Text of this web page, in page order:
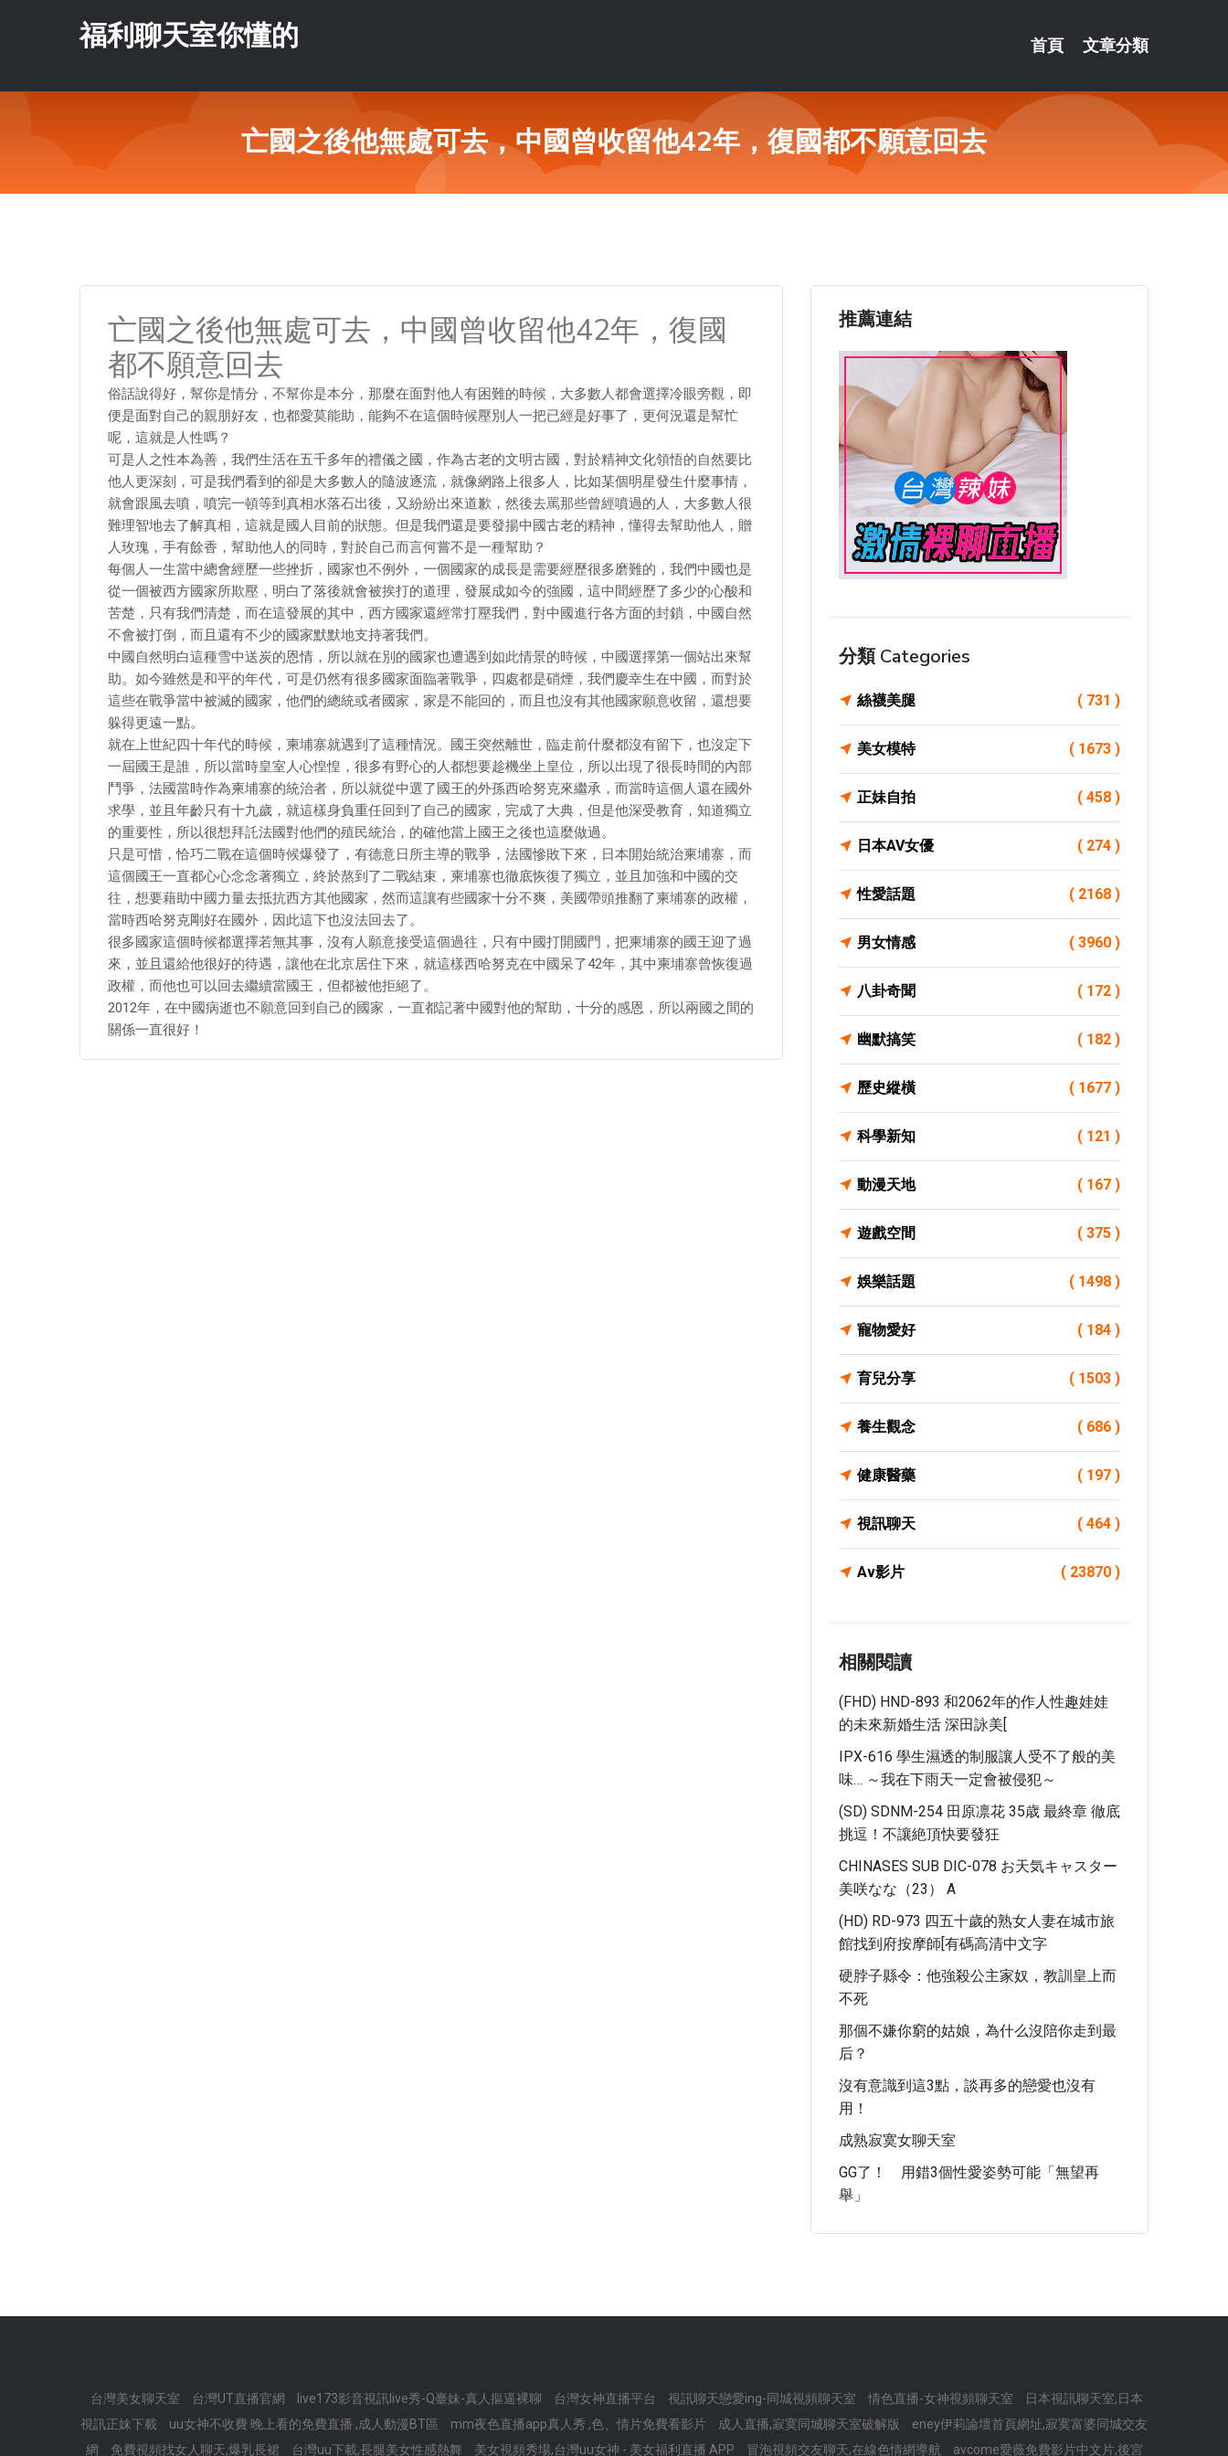
福利聊天室你懂的 首頁 文章分類
亡國之後他無處可去，中國曾收留他42年，復國都不願意回去
亡國之後他無處可去，中國曾收留他42年，復國
都不願意回去
俗話說得好，幫你是情分，不幫你是本分，那麼在面對他人有困難的時候，大多數人都會選擇冷眼旁觀，即
便是面對自己的親朋好友，也都愛莫能助，能夠不在這個時候壓別人一把已經是好事了，更何況還是幫忙
呢，這就是人性嗎？
可是人之性本為善，我們生活在五千多年的禮儀之國，作為古老的文明古國，對於精神文化領悟的自然要比
他人更深刻，可是我們看到的卻是大多數人的隨波逐流，就像網路上很多人，比如某個明星發生什麼事情，
就會跟風去噴，噴完一頓等到真相水落石出後，又紛紛出來道歉，然後去罵那些曾經噴過的人，大多數人很
難理智地去了解真相，這就是國人目前的狀態。但是我們還是要發揚中國古老的精神，懂得去幫助他人，贈
人玫瑰，手有餘香，幫助他人的同時，對於自己而言何嘗不是一種幫助？
每個人一生當中總會經歷一些挫折，國家也不例外，一個國家的成長是需要經歷很多磨難的，我們中國也是
從一個被西方國家所欺壓，明白了落後就會被挨打的道理，發展成如今的強國，這中間經歷了多少的心酸和
苦楚，只有我們清楚，而在這發展的其中，西方國家還經常打壓我們，對中國進行各方面的封鎖，中國自然
不會被打倒，而且還有不少的國家默默地支持著我們。
中國自然明白這種雪中送炭的恩情，所以就在別的國家也遭遇到如此情景的時候，中國選擇第一個站出來幫
助。如今雖然是和平的年代，可是仍然有很多國家面臨著戰爭，四處都是硝煙，我們慶幸生在中國，而對於
這些在戰爭當中被滅的國家，他們的總統或者國家，家是不能回的，而且也沒有其他國家願意收留，還想要
躲得更遠一點。
就在上世紀四十年代的時候，柬埔寨就遇到了這種情況。國王突然離世，臨走前什麼都沒有留下，也沒定下
一屆國王是誰，所以當時皇室人心惶惶，很多有野心的人都想要趁機坐上皇位，所以出現了很長時間的內部
鬥爭，法國當時作為柬埔寨的統治者，所以就從中選了國王的外孫西哈努克來繼承，而當時這個人還在國外
求學，並且年齡只有十九歲，就這樣身負重任回到了自己的國家，完成了大典，但是他深受教育，知道獨立
的重要性，所以很想拜託法國對他們的殖民統治，的確他當上國王之後也這麼做過。
只是可惜，恰巧二戰在這個時候爆發了，有德意日所主導的戰爭，法國慘敗下來，日本開始統治柬埔寨，而
這個國王一直都心心念念著獨立，終於熬到了二戰結束，柬埔寨也徹底恢復了獨立，並且加強和中國的交
往，想要藉助中國力量去抵抗西方其他國家，然而這讓有些國家十分不爽，美國帶頭推翻了柬埔寨的政權，
當時西哈努克剛好在國外，因此這下也沒法回去了。
很多國家這個時候都選擇若無其事，沒有人願意接受這個過往，只有中國打開國門，把柬埔寨的國王迎了過
來，並且還給他很好的待遇，讓他在北京居住下來，就這樣西哈努克在中國呆了42年，其中柬埔寨曾恢復過
政權，而他也可以回去繼續當國王，但都被他拒絕了。
2012年，在中國病逝也不願意回到自己的國家，一直都記著中國對他的幫助，十分的感恩，所以兩國之間的
關係一直很好！
推薦連結
分類 Categories
絲襪美腿 ( 731 )
美女模特 ( 1673 )
正妹自拍 ( 458 )
日本AV女優 ( 274 )
性愛話題 ( 2168 )
男女情感 ( 3960 )
八卦奇聞 ( 172 )
幽默搞笑 ( 182 )
歷史縱橫 ( 1677 )
科學新知 ( 121 )
動漫天地 ( 167 )
遊戲空間 ( 375 )
娛樂話題 ( 1498 )
寵物愛好 ( 184 )
育兒分享 ( 1503 )
養生觀念 ( 686 )
健康醫藥 ( 197 )
視訊聊天 ( 464 )
Av影片 ( 23870 )
相關閱讀
(FHD) HND-893 和2062年的作人性趣娃娃
的未來新婚生活 深田詠美[
IPX-616 學生濕透的制服讓人受不了般的美
味… ～我在下雨天一定會被侵犯～
(SD) SDNM-254 田原凛花 35歳 最終章 徹底
挑逗！不讓絶頂快要發狂
CHINASES SUB DIC-078 お天気キャスター
美咲なな（23） A
(HD) RD-973 四五十歲的熟女人妻在城市旅
館找到府按摩師[有碼高清中文字
硬脖子縣令：他強殺公主家奴，教訓皇上而
不死
那個不嫌你窮的姑娘，為什么沒陪你走到最
后？
沒有意識到這3點，談再多的戀愛也沒有
用！
成熟寂寞女聊天室
GG了！ 用錯3個性愛姿勢可能「無望再
舉」
台灣美女聊天室 台灣UT直播官網 live173影音視訊live秀-Q臺妹-真人摳逼裸聊 台灣女神直播平台 視訊聊天戀愛ing-同城視頻聊天室 情色直播-女神視頻聊天室
日本視訊聊天室,日本
視訊正妹下載
uu女神不收費 晚上看的免費直播 ,成人動漫BT區 mm夜色直播app真人秀 ,色、情片免費看影片 成人直播,寂寞同城聊天室破解版
eney伊莉論壇首頁網址,寂寞富婆同城交友
網
免費視頻找女人聊天,爆乳長裙 台灣uu下載,長腿美女性感熱舞 美女視頻秀場,台灣uu女神 - 美女福利直播 APP 冒泡視頻交友聊天,在線色情網導航 avcome愛薇免費影片中文片,後宮